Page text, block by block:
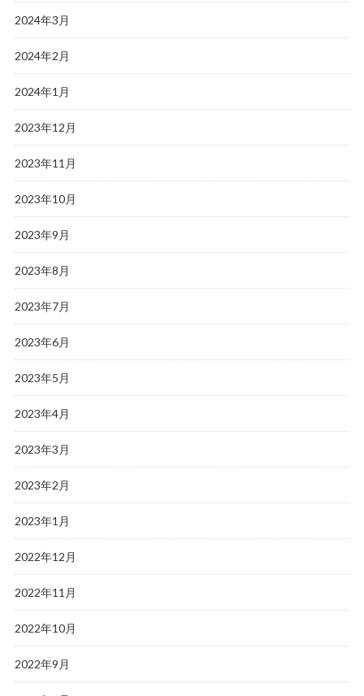
2024年3月
2024年2月
2024年1月
2023年12月
2023年11月
2023年10月
2023年9月
2023年8月
2023年7月
2023年6月
2023年5月
2023年4月
2023年3月
2023年2月
2023年1月
2022年12月
2022年11月
2022年10月
2022年9月